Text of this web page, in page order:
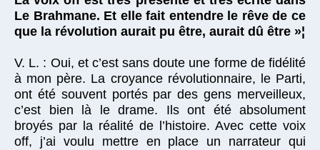
Le Brahmane. Et elle fait entendre le rêve de ce
que la révolution aurait pu être, aurait dû être »¦
V. L. : Oui, et c’est sans doute une forme de fidélité
à mon père. La croyance révolutionnaire, le Parti,
ont été souvent portés par des gens merveilleux,
c’est bien là le drame. Ils ont été absolument
broyés par la réalité de l’histoire. Avec cette voix
off, j’ai voulu mettre en place un narrateur qui